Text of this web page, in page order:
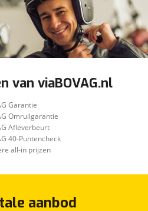
van viaBOVAG.nl
Garantie
Omruilgarantie
Afleverbeurt
40-Puntencheck
all-in prijzen
aanbod